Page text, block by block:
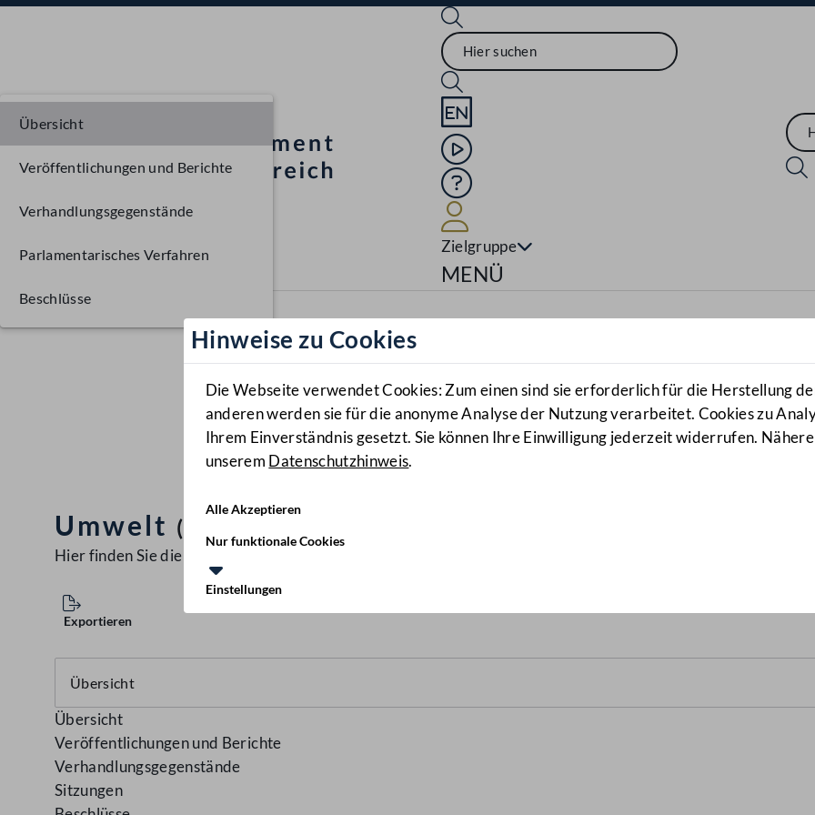
Sprache English
Mediathek
Hilfe
Zielgruppe
Navigationsmenü öffnen
MENÜ
Hinweise zu Cookies
Die Webseite verwendet Cookies: Zum einen sind sie erforderlich für die Herstellung
anderen werden sie für die anonyme Analyse der Nutzung verarbeitet. Cookies zu
Ihrem Einverständnis gesetzt. Sie können Ihre Einwilligung jederzeit widerrufen.
unserem Datenschutzhinweis.
Alle Akzeptieren
Nur funktionale Cookies
Einstellungen
Umwelt (1/A-UM XXIII. GP) von 29.11.2006 bis 27.10.2008
Hier finden Sie die aktuellen
Exportieren
Übersicht
Veröffentlichungen und Berichte
Verhandlungsgegenstände
Parlamentarisches Verfahren
Beschlüsse
Übersicht
Veröffentlichungen und Berichte
Verhandlungsgegenstände
Sitzungen